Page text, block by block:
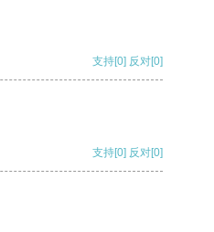
支持[0] 反对[0]
支持[0] 反对[0]